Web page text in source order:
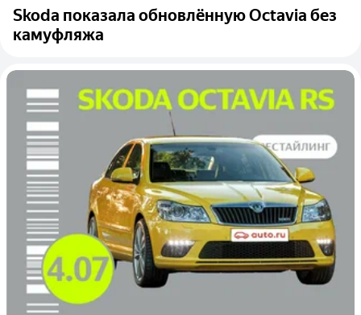
Skoda показала обновлённую Octavia без
камуфляжа